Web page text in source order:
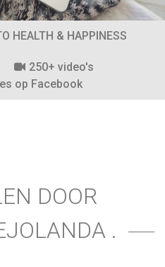
HEALTH & HAPPINESS
250+ video's
op Facebook
DOOR
.